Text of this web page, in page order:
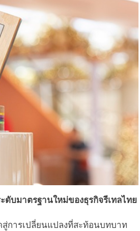
บมาตรฐานใหม่ของธุรกิจรีเทลไทย
การเปลี่ยนแปลงที่สะท้อนบทบาท